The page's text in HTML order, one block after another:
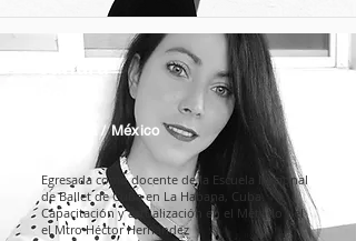
Sandra
Cuba / México
Egresada como docente de la Escuela Nacional
de Ballet de Cuba en La Habana, Cuba.
Capacitación y actualización en el Método del
el Mtro Héctor Hernández